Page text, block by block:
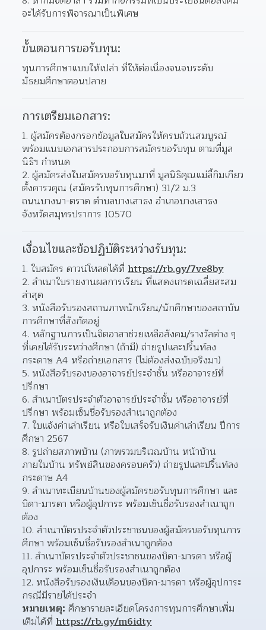
จะได้รับการพิจารณาเป็นพิเศษ
ขั้นตอนการขอรับทุน:
ทุนการศึกษาแบบให้เปล่า ที่ให้ต่อเนื่องจนจบระดับ
มัธยมศึกษาตอนปลาย
การเตรียมเอกสาร:
1. ผู้สมัครต้องกรอกข้อมูลใบสมัครให้ครบถ้วนสมบูรณ์
พร้อมแนบเอกสารประกอบการสมัครขอรับทุน ตามที่มูล
นิธิฯ กำหนด
2. ผู้สมัครส่งใบสมัครขอรับทุนมาที่ มูลนิธิคุณแม่ลี้กิมเกียว
ตั้งคารวคุณ (สมัครรับทุนการศึกษา) 31/2 ม.3
ถนนบางนา-ตราด ตำบลบางเสาธง อำเภอบางเสาธง
จังหวัดสมุทรปราการ 10570
เงื่อนไขและข้อปฏิบัติระหว่างรับทุน:
1. ใบสมัคร ดาวน์โหลดได้ที่ https://rb.gy/7ve8by
2. สำเนาใบรายงานผลการเรียน ที่แสดงเกรดเฉลี่ยสะสม
ล่าสุด
3. หนังสือรับรองสถานภาพนักเรียน/นักศึกษาของสถาบัน
การศึกษาที่สังกัดอยู่
4. หลักฐานการเป็นจิตอาสาช่วยเหลือสังคม/รางวัลต่าง ๆ
ที่เคยได้รับระหว่างศึกษา (ถ้ามี) ถ่ายรูปและปริ้นท์ลง
กระดาษ A4 หรือถ่ายเอกสาร (ไม่ต้องส่งฉบับจริงมา)
5. หนังสือรับรองของอาจารย์ประจำชั้น หรืออาจารย์ที่
ปรึกษา
6. สำเนาบัตรประจำตัวอาจารย์ประจำชั้น หรืออาจารย์ที่
ปรึกษา พร้อมเซ็นชื่อรับรองสำเนาถูกต้อง
7. ใบแจ้งค่าเล่าเรียน หรือใบเสร็จรับเงินค่าเล่าเรียน ปีการ
ศึกษา 2567
8. รูปถ่ายสภาพบ้าน (ภาพรวมบริเวณบ้าน หน้าบ้าน
ภายในบ้าน ทรัพย์สินของครอบครัว) ถ่ายรูปและปริ้นท์ลง
กระดาษ A4
9. สำเนาทะเบียนบ้านของผู้สมัครขอรับทุนการศึกษา และ
บิดา-มารดา หรือผู้อุปการะ พร้อมเซ็นชื่อรับรองสำเนาถูก
ต้อง
10. สำเนาบัตรประจำตัวประชาชนของผู้สมัครขอรับทุนการ
ศึกษา พร้อมเซ็นชื่อรับรองสำเนาถูกต้อง
11. สำเนาบัตรประจำตัวประชาชนของบิดา-มารดา หรือผู้
อุปการะ พร้อมเซ็นชื่อรับรองสำเนาถูกต้อง
12. หนังสือรับรองเงินเดือนของบิดา-มารดา หรือผู้อุปการะ
กรณีมีรายได้ประจำ
หมายเหตุ: ศึกษารายละเอียดโครงการทุนการศึกษาเพิ่ม
เติมได้ที่ https://rb.gy/m6idty